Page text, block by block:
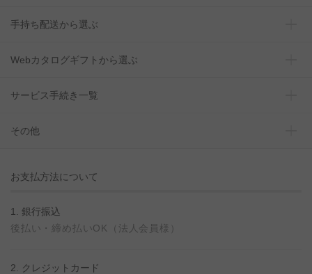
手持ち配送から選ぶ
Webカタログギフトから選ぶ
サービス手続き一覧
その他
お支払方法について
1. 銀行振込
後払い・締め払いOK（法人会員様）
2. クレジットカード